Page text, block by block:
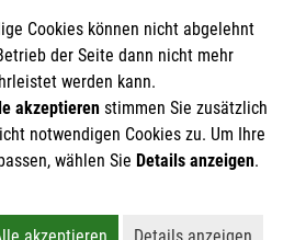
0193 0101 5150 10
uns
e.V.
Euskirchen
e.V. ist als eingetragene
Cookies können nicht abgelehnt
der Seite dann nicht mehr
werden kann.
akzeptierenstimmen Sie zusätzlich
notwendigen Cookies zu. Um Ihre
wählen Sie Details anzeigen.